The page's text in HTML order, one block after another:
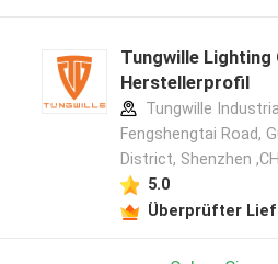
Tungwille Lighting
Herstellerprofil
Tungwille
Fengshengtai Road,
District, Shenzhen
5.0
Überprüfter